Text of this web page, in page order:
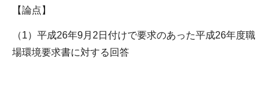
【論点】
（1）平成26年9月2日付けで要求のあった平成26年度職
場環境要求書に対する回答